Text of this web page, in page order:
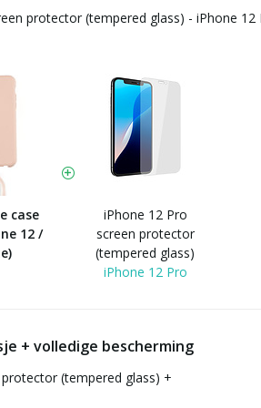
protector (tempered glass) - iPhone 12
case
12 /
iPhone 12 Pro
screen protector
(tempered glass)
iPhone 12 Pro
+ volledige bescherming
(tempered glass) +